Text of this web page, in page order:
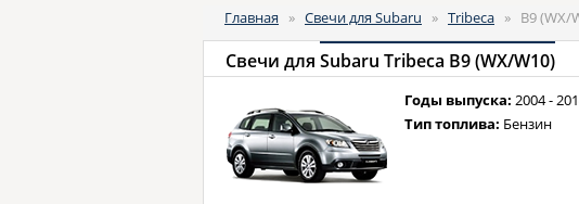
Главная » Свечи для Subaru » Tribeca » B9 (WX/
Свечи для Subaru Tribeca B9 (WX/W10)
Годы выпуска: 2004 -
Тип топлива: Бензин